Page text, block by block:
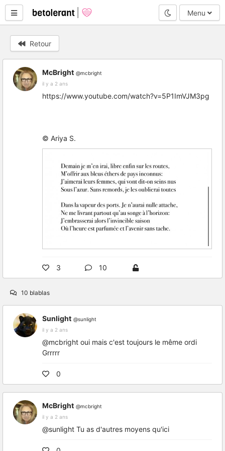
Mode nuit
Menu
Retour
McBright @mcbright
il y a 2 ans
https://www.youtube.com/watch?v=5P1ImVJM3pg
© Ariya S.
3 10
10 blablas
Sunlight @sunlight
il y a 2 ans
@mcbright oui mais c'est toujours le même ordi
Grrrrr
0
McBright @mcbright
il y a 2 ans
@sunlight Tu as d'autres moyens qu'ici